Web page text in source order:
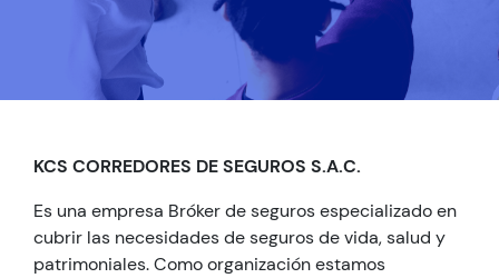
KCS CORREDORES DE SEGUROS S.A.C.
Es una empresa Bróker de seguros especializado en
cubrir las necesidades de seguros de vida, salud y
patrimoniales. Como organización estamos